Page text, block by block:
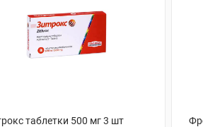
таблетки 500 мг 3 шт